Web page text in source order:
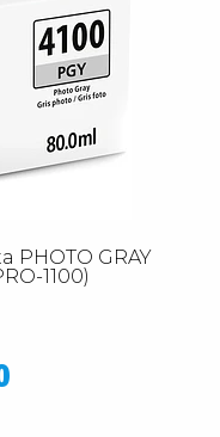
PHOTO GRAY
1100)